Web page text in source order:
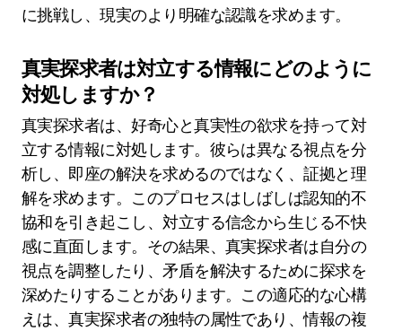
に挑戦し、現実のより明確な認識を求めます。
真実探求者は対立する情報にどのように
対処しますか？
真実探求者は、好奇心と真実性の欲求を持って対
立する情報に対処します。彼らは異なる視点を分
析し、即座の解決を求めるのではなく、証拠と理
解を求めます。このプロセスはしばしば認知的不
協和を引き起こし、対立する信念から生じる不快
感に直面します。その結果、真実探求者は自分の
視点を調整したり、矛盾を解決するために探求を
深めたりすることがあります。この適応的な心構
えは、真実探求者の独特の属性であり、情報の複